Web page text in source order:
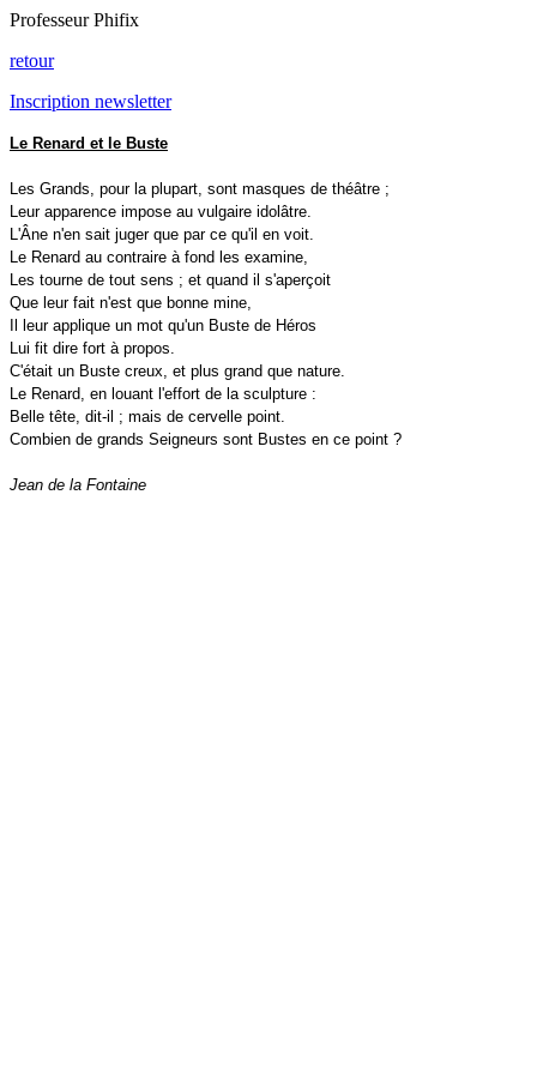
Professeur Phifix
retour
Inscription newsletter
Le Renard et le Buste
Les Grands, pour la plupart, sont masques de théâtre ;
Leur apparence impose au vulgaire idolâtre.
L'Âne n'en sait juger que par ce qu'il en voit.
Le Renard au contraire à fond les examine,
Les tourne de tout sens ; et quand il s'aperçoit
Que leur fait n'est que bonne mine,
Il leur applique un mot qu'un Buste de Héros
Lui fit dire fort à propos.
C'était un Buste creux, et plus grand que nature.
Le Renard, en louant l'effort de la sculpture :
Belle tête, dit-il ; mais de cervelle point.
Combien de grands Seigneurs sont Bustes en ce point ?
Jean de la Fontaine